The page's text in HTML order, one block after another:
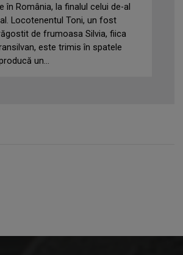
în România, la finalul celui de-al
Locotenentul Toni, un fost
de frumoasa Silvia, fiica
este trimis în spatele
un...